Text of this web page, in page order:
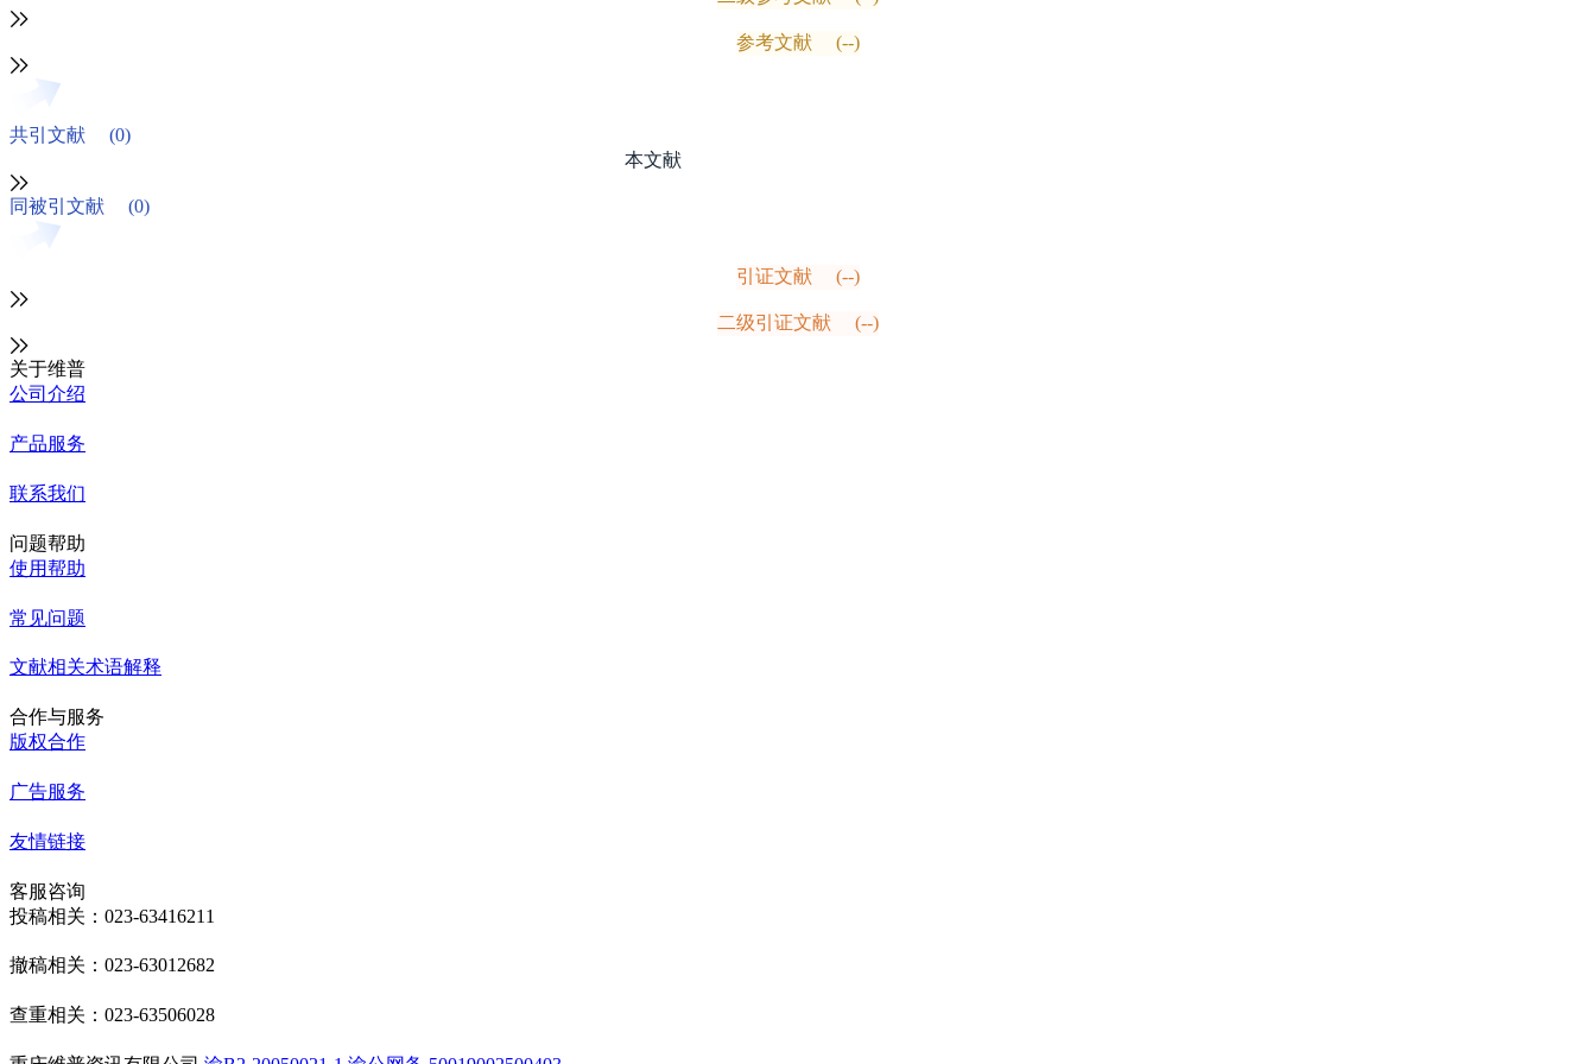
参考文献 (--)
共引文献
(0)
本文献
同被引文献 (0)
引证文献 (--)
二级引证文献 (--)
关于维普
公司介绍
产品服务
联系我们
问题帮助
使用帮助
常见问题
文献相关术语解释
合作与服务
版权合作
广告服务
友情链接
客服咨询
投稿相关：023-63416211
撤稿相关：023-63012682
查重相关：023-63506028